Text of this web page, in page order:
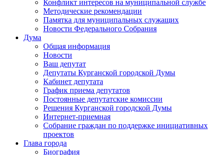
Конфликт интересов на муниципальной службе
Методические рекомендации
Памятка для муниципальных служащих
Новости Федерального Cобрания
Дума
Общая информация
Новости
Ваш депутат
Депутаты Курганской городской Думы
Кабинет депутата
График приема депутатов
Постоянные депутатские комиссии
Решения Курганской городской Думы
Интернет-приемная
Собрание граждан по поддержке инициативных
проектов
Глава города
Биография